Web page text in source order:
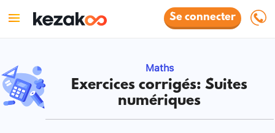
Se connecter
Maths
Exercices corrigés: Suites
numériques